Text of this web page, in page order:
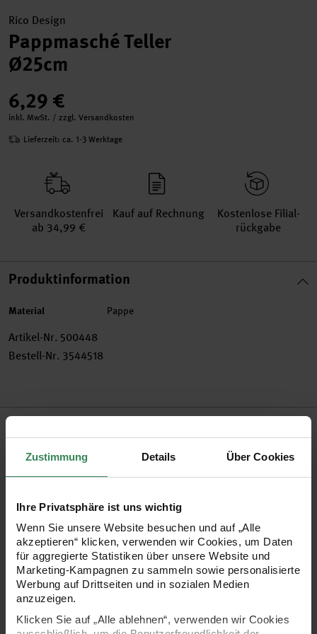
Zustimmung Details Über Cookies
Ihre Privatsphäre ist uns wichtig
Wenn Sie unsere Website besuchen und auf „Alle
akzeptieren“ klicken, verwenden wir Cookies, um Daten
für aggregierte Statistiken über unsere Website und
Marketing-Kampagnen zu sammeln sowie personalisierte
Werbung auf Drittseiten und in sozialen Medien
anzuzeigen.
Klicken Sie auf „Alle ablehnen“, verwenden wir Cookies
Rico Design
Pappmasché Teller
Ø25cm
6,29 €
inkl. MwSt. / zzgl. Versandkosten
Lieferzeit: ca. 1-3 Werktage
Versand­kosten­frei
ab 34,99 €
Kauf auf Rechnung
Kosten­lose Filial­
rückgabe
Produktinformation
Material Pappe
Artikel-Nr. 500448
Bestell-Nr. 3544518
Egal ob als Weihnachts-, oder Dekoteller, lassen Sie Ihrer
Kreativität freien Lauf bei der Gestaltung dieses tollen
Pappmasché-Tellers mit z.B. Paper Patch-Papier oder bunten
Acrylfarben.
Pappmasché Teller zum selbstgestalten
Maße: Ø25cm
vor Feuchtigkeit schützen